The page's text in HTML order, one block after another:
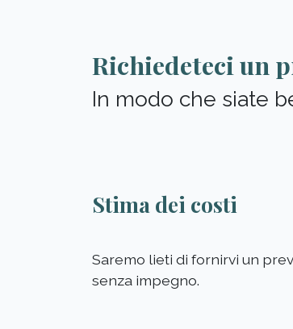
Richiedeteci un
In modo che siate
Stima dei costi
Saremo lieti di fornirvi un
senza impegno.